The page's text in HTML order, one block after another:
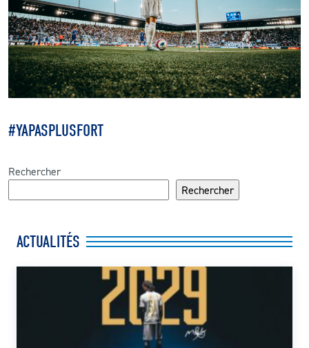
#YAPASPLUSFORT
Rechercher
Rechercher
ACTUALITÉS